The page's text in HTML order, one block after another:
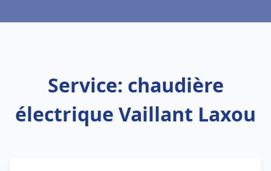
Service: chaudière
électrique Vaillant Laxou